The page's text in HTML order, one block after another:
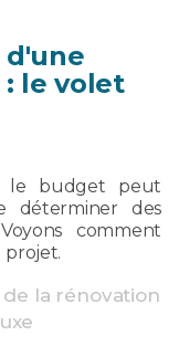
d'une
le volet
le budget peut
déterminer des
comment
projet.
la rénovation